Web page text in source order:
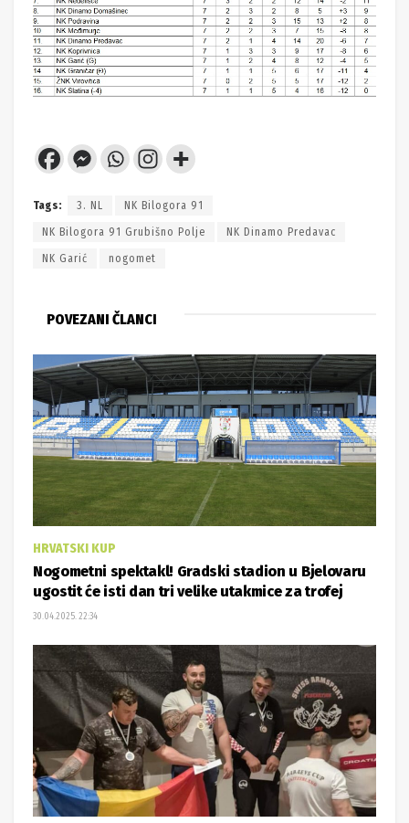
Tags: 3. NL NK Bilogora 91
NK Bilogora 91 Grubišno Polje NK Dinamo Predavac
NK Garić nogomet
POVEZANI ČLANCI
HRVATSKI KUP
Nogometni spektakl! Gradski stadion u Bjelovaru
ugostit će isti dan tri velike utakmice za trofej
30.04.2025. 22:34